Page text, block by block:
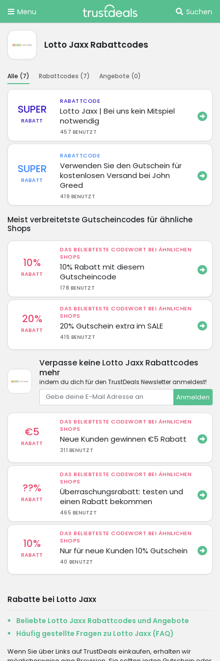
Menu Suchen
Lotto Jaxx Rabattcodes
Alle (7) Rabattcodes (7) Angebote (0)
SUPER
RABATT
RABATTCODE
Lotto Jaxx | Bei uns kein Mitspiel
notwendig
457 BENUTZT
SUPER
RABATT
RABATTCODE
Verwenden Sie den Gutschein für
kostenlosen Versand bei John
Greed
419 BENUTZT
Meist verbreitetste Gutscheincodes für ähnliche
Shops
10%
RABATT
DAS BELIEBTESTE CODEWORT BEI ÄHNLICHEN
SHOPS
10% Rabatt mit diesem
Gutscheincode
178 BENUTZT
20%
RABATT
DAS BELIEBTESTE CODEWORT BEI ÄHNLICHEN
SHOPS
20% Gutschein extra im SALE
415 BENUTZT
Verpasse keine Lotto Jaxx Rabattcodes
mehr
indem du dich für den TrustDeals Newsletter anmeldest!
Anmelden
€5
RABATT
DAS BELIEBTESTE CODEWORT BEI ÄHNLICHEN
SHOPS
Neue Kunden gewinnen €5 Rabatt
311 BENUTZT
??%
RABATT
DAS BELIEBTESTE CODEWORT BEI ÄHNLICHEN
SHOPS
Überraschungsrabatt: testen und
einen Rabatt bekommen
465 BENUTZT
10%
RABATT
DAS BELIEBTESTE CODEWORT BEI ÄHNLICHEN
SHOPS
Nur für neue Kunden 10% Gutschein
40 BENUTZT
Rabatte bei Lotto Jaxx
Beliebte Lotto Jaxx Rabattcodes und Angebote
Häufig gestellte Fragen zu Lotto Jaxx (FAQ)
Wenn Sie über Links auf TrustDeals einkaufen, erhalten wir